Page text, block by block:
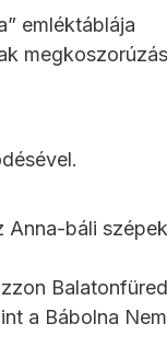
emléktáblája
Anna-báli
a Bábolna